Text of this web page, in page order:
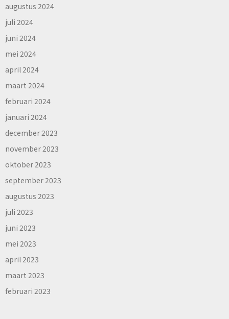
augustus 2024
juli 2024
juni 2024
mei 2024
april 2024
maart 2024
februari 2024
januari 2024
december 2023
november 2023
oktober 2023
september 2023
augustus 2023
juli 2023
juni 2023
mei 2023
april 2023
maart 2023
februari 2023